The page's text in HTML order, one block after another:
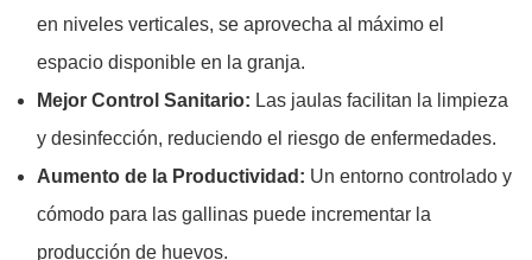
en niveles verticales, se aprovecha al máximo el
espacio disponible en la granja.
Mejor Control Sanitario: Las jaulas facilitan la limpieza
y desinfección, reduciendo el riesgo de enfermedades.
Aumento de la Productividad: Un entorno controlado y
cómodo para las gallinas puede incrementar la
producción de huevos.